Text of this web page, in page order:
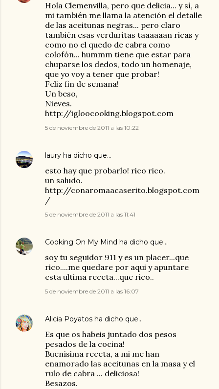
Hola Clemenvilla, pero que delicia... y sí, a
mi también me llama la atención el detalle
de las aceitunas negras... pero claro
también esas verduritas taaaaaan ricas y
como no el quedo de cabra como
colofón... hummm tiene que estar para
chuparse los dedos, todo un homenaje,
que yo voy a tener que probar!
Feliz fin de semana!
Un beso,
Nieves.
http://igloocooking.blogspot.com
5 de noviembre de 2011 a las 10:22
laury ha dicho que…
esto hay que probarlo! rico rico.
un saludo.
http://conaromaacaserito.blogspot.com
/
5 de noviembre de 2011 a las 11:41
Cooking On My Mind ha dicho que…
soy tu seguidor 911 y es un placer...que
rico....me quedare por aqui y apuntare
esta ultima receta...que rico..
5 de noviembre de 2011 a las 16:07
Alicia Poyatos ha dicho que…
Es que os habeis juntado dos pesos
pesados de la cocina!
Buenísima receta, a mi me han
enamorado las aceitunas en la masa y el
rulo de cabra ... deliciosa!
Besazos.